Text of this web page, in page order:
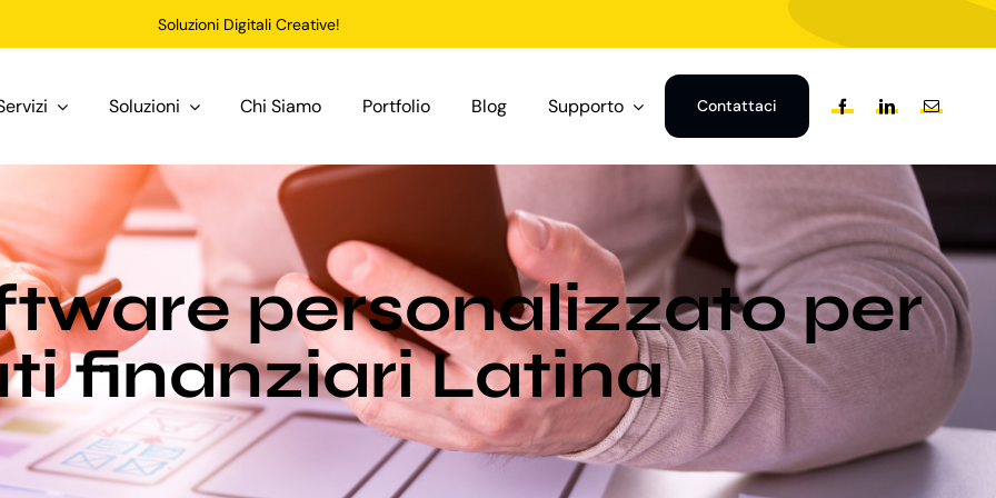
Soluzioni Digitali Creative!
Soluzioni Chi Siamo Portfolio Blog Supporto Contattaci
personalizzato per
finanziari Latina